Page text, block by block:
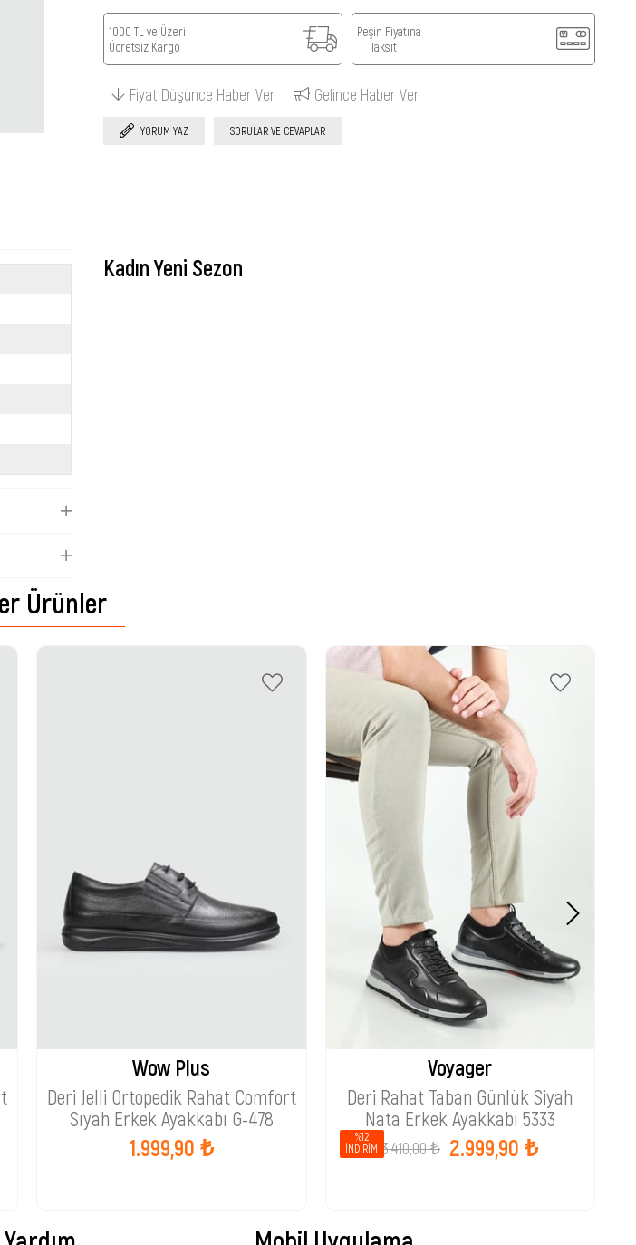
1000 TL ve Üzeri
Ücretsiz Kargo
Peşin Fiyatına
Taksit
Fiyat Düşünce Haber Ver Gelince Haber Ver
YORUM YAZ SORULAR VE CEVAPLAR
Kadın Yeni Sezon
Ürünler
Wow Plus
Deri Jelli Ortopedik Rahat Comfort
Sıyah Erkek Ayakkabı G-478
1.999,90 ₺
Voyager
Deri Rahat Taban Günlük Siyah
Nata Erkek Ayakkabı 5333
2.999,90 ₺
3.410,00 ₺
%12
İNDIRIM